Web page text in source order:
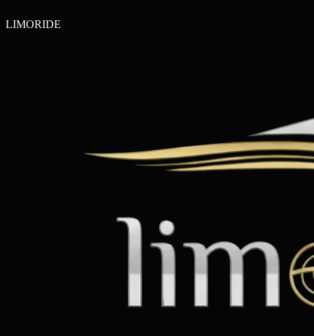
LIMORIDE